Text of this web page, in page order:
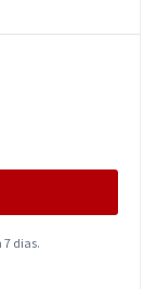
dias.